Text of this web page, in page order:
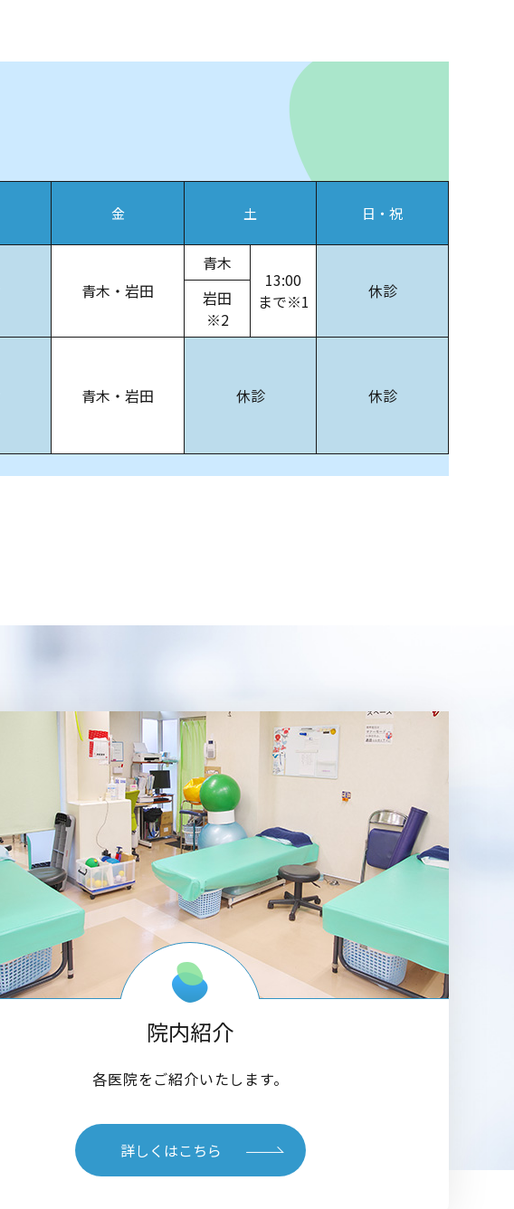
金 土 日・祝
青木・岩田
青木
13:00
まで※1
休診
岩田
※2
青木・岩田 休診 休診
院内紹介
各医院をご紹介いたします。
詳しくはこちら